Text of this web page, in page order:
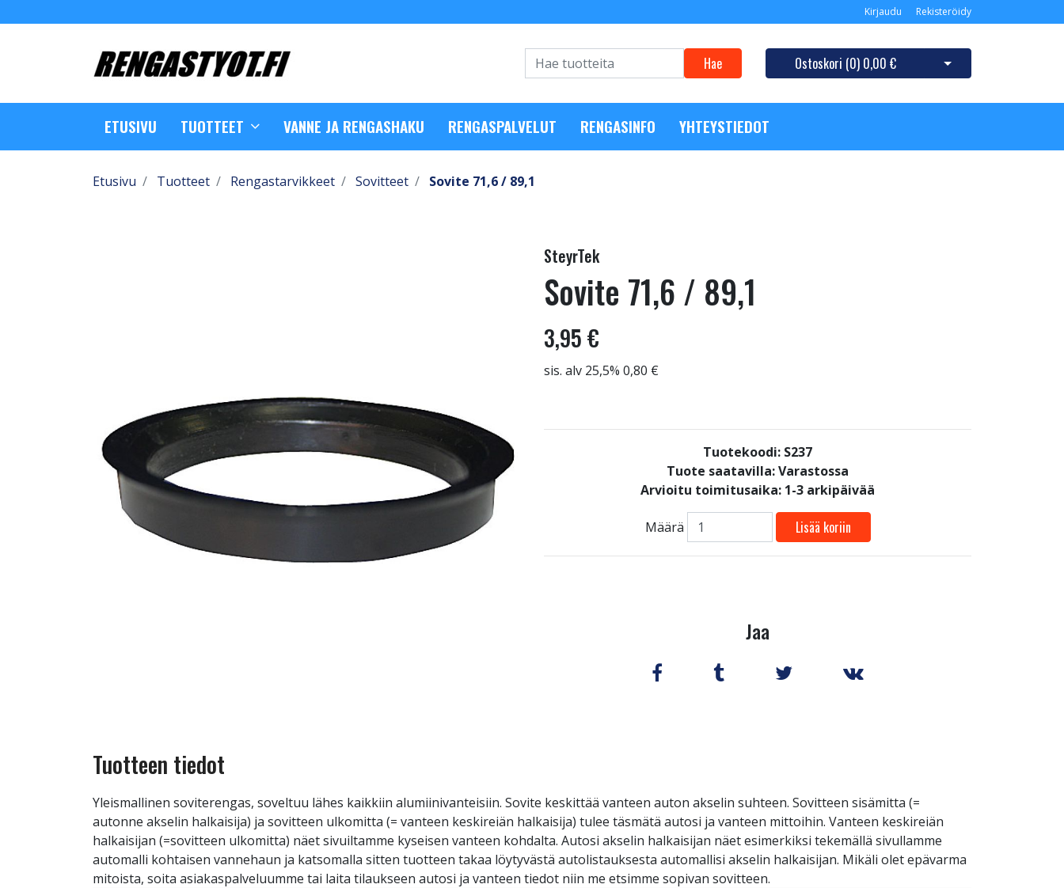
Kirjaudu Rekisteröidy
Hae Ostoskori (0) 0,00 € Avaa ostoskori
ETUSIVU TUOTTEET VANNE JA RENGASHAKU RENGASPALVELUT RENGASINFO YHTEYSTIEDOT
Etusivu Tuotteet Rengastarvikkeet Sovitteet Sovite 71,6 / 89,1
SteyrTek
Sovite 71,6 / 89,1
3,95 €
sis. alv 25,5% 0,80 €
Tuotekoodi: S237
Tuote saatavilla:Varastossa
Arvioitu toimitusaika: 1-3 arkipäivää
Määrä Lisää koriin
Jaa
Tuotteen tiedot
Yleismallinen soviterengas, soveltuu lähes kaikkiin alumiinivanteisiin. Sovite keskittää vanteen auton akselin suhteen. Sovitteen sisämitta (=
autonne akselin halkaisija) ja sovitteen ulkomitta (= vanteen keskireiän halkaisija) tulee täsmätä autosi ja vanteen mittoihin. Vanteen keskireiän
halkaisijan (=sovitteen ulkomitta) näet sivuiltamme kyseisen vanteen kohdalta. Autosi akselin halkaisijan näet esimerkiksi tekemällä sivullamme
automalli kohtaisen vannehaun ja katsomalla sitten tuotteen takaa löytyvästä autolistauksesta automallisi akselin halkaisijan. Mikäli olet epävarma
mitoista, soita asiakaspalveluumme tai laita tilaukseen autosi ja vanteen tiedot niin me etsimme sopivan sovitteen.